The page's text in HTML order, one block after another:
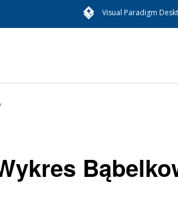
Visual Paradigm